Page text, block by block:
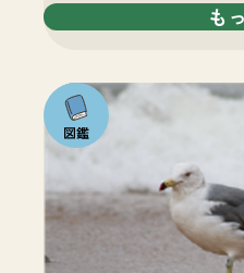
も
注目の
いきも
の